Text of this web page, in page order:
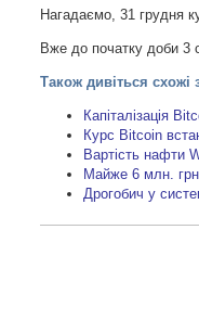
Нагадаємо, 31 грудня
Вже до початку доби 3
Також дивіться схожі
Капіталізація
Курс Bitcoin
Вартість нафти
Майже 6 млн.
Дрогобич у